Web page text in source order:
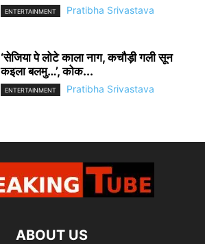
ENTERTAINMENT Pratibha Srivastava
‘सेजिया पे लोटे काला नाग, कचौड़ी गली सून
कइला बलमु…’, कोक...
ENTERTAINMENT Pratibha Srivastava
ABOUT US